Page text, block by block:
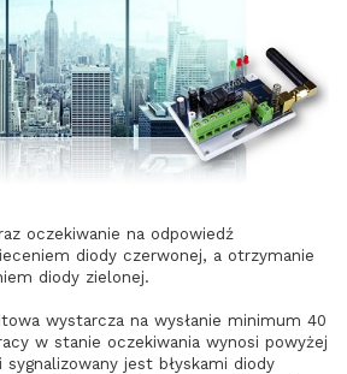
oczekiwanie na odpowiedź
diody czerwonej, a otrzymanie
diody zielonej.
wystarcza na wysłanie minimum 40
w stanie oczekiwania wynosi powyżej
jest błyskami diody